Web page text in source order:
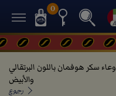
0
وعاء سكر هوفمان باللون البرتقالي
والأبيض
رجوع